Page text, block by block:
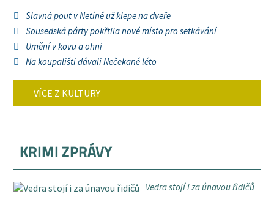
Slavná pouť v Netíně už klepe na dveře
Sousedská párty pokřtila nové místo pro setkávání
Umění v kovu a ohni
Na koupališti dávali Nečekané léto
VÍCE Z KULTURY
KRIMI ZPRÁVY
Vedra stojí i za únavou řidičů